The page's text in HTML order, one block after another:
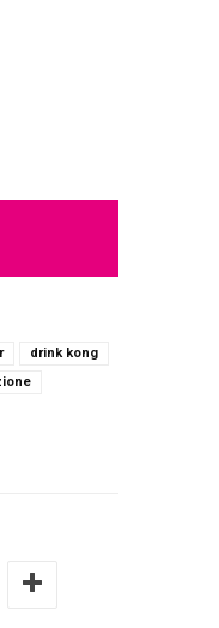
drink kong